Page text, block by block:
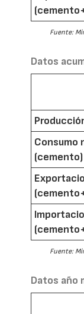
Fuente:
Datos
Consumo
(cemento)
Fuente:
Datos año